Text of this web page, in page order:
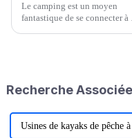
Le camping est un moyen
fantastique de se connecter à
votre aventure en plein air
Recherche Associée
Usines de kayaks de pêche